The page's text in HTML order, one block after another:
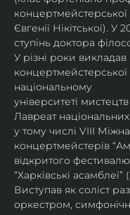
Євгенії Нікітської).
ступінь доктора
У різні роки
концертмейстерської
національному
університеті
Лавреат
у тому числі VIII
концертмейстерів
відкритого
“Харківські асамблеї”
Виступав як соліст
оркестром,